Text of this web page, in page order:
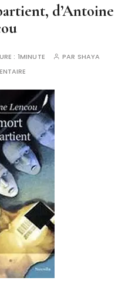
d’Antoine
: 1MINUTE PAR SHAYA